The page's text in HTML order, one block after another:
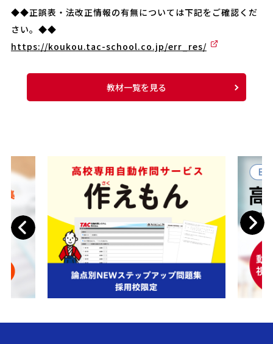
◆◆正誤表・法改正情報の有無については下記をご確認くだ
さい。◆◆
https://koukou.tac-school.co.jp/err_res/
教材一覧を見る
Previous
Next